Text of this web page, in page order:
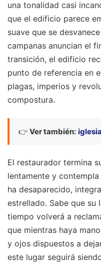
una tonalidad casi
que el edificio parece
suave que se
campanas anuncian el
transición, el edificio
punto de referencia en
plagas, imperios y
compostura.
👉 Ver también:
El restaurador termina
lentamente y
ha desaparecido,
estrellado. Sabe que su
tiempo volverá a
que mientras haya
y ojos dispuestos a
este lugar seguirá